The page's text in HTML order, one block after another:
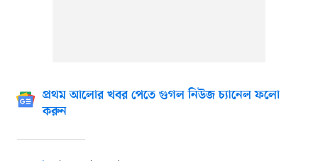
প্রথম আলোর খবর পেতে গুগল নিউজ চ্যানেল ফলো
করুন